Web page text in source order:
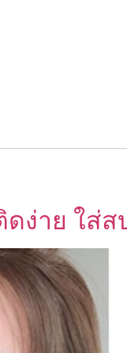
ง่าย ใส่ส